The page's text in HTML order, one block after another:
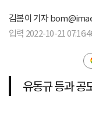
김봄이 기자
입력 2022-10-21
유동규 등과 공